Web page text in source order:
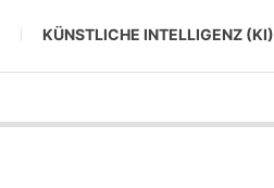
KÜNSTLICHE INTELLIGENZ (KI)